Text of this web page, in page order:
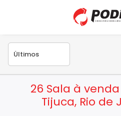
26 Sala à
Tijuca, Rio de